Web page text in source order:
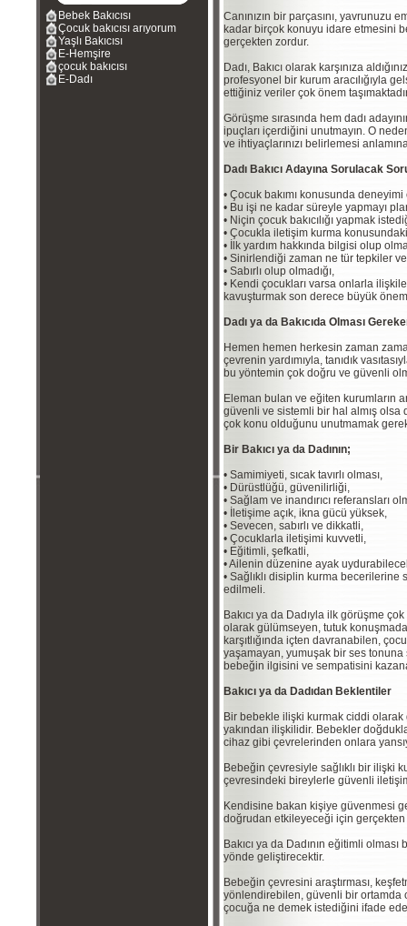
Bebek Bakıcısı
Çocuk bakıcısı arıyorum
Yaşlı Bakıcısı
E-Hemşire
çocuk bakıcısı
E-Dadı
Canınızın bir parçasını, yavrunuzu
kadar birçok konuyu idare etmesini
gerçekten zordur.
Dadı, Bakıcı olarak karşınıza
profesyonel bir kurum aracılığıyla
ettiğiniz veriler çok önem
Görüşme sırasında hem dadı
ipuçları içerdiğini unutmayın. O
ve ihtiyaçlarınızı belirlemesi
Dadı Bakıcı Adayına Sorulacak
• Çocuk bakımı konusunda deneyimi
• Bu işi ne kadar süreyle yapmayı
• Niçin çocuk bakıcılığı yapmak
• Çocukla iletişim kurma
• İlk yardım hakkında bilgisi olup
• Sinirlendiği zaman ne tür tepkiler
• Sabırlı olup olmadığı,
• Kendi çocukları varsa onlarla
kavuşturmak son derece büyük önem
Dadı ya da Bakıcıda Olması
Hemen hemen herkesin zaman
çevrenin yardımıyla, tanıdık
bu yöntemin çok doğru ve güvenli
Eleman bulan ve eğiten kurumların
güvenli ve sistemli bir hal almış
çok konu olduğunu unutmamak
Bir Bakıcı ya da Dadının;
• Samimiyeti, sıcak tavırlı olması,
• Dürüstlüğü, güvenilirliği,
• Sağlam ve inandırıcı referansları
• İletişime açık, ikna gücü yüksek,
• Sevecen, sabırlı ve dikkatli,
• Çocuklarla iletişimi kuvvetli,
• Eğitimli, şefkatli,
• Ailenin düzenine ayak
• Sağlıklı disiplin kurma
edilmeli.
Bakıcı ya da Dadıyla ilk görüşme
olarak gülümseyen, tutuk
karşıtlığında içten davranabilen,
yaşamayan, yumuşak bir ses
bebeğin ilgisini ve sempatisini
Bakıcı ya da Dadıdan Beklentiler
Bir bebekle ilişki kurmak ciddi
yakından ilişkilidir. Bebekler
cihaz gibi çevrelerinden onlara
Bebeğin çevresiyle sağlıklı bir ilişki
çevresindeki bireylerle güvenli
Kendisine bakan kişiye güvenmesi
doğrudan etkileyeceği için
Bakıcı ya da Dadının eğitimli
yönde geliştirecektir.
Bebeğin çevresini araştırması,
yönlendirebilen, güvenli bir ortamda
çocuğa ne demek istediğini ifade